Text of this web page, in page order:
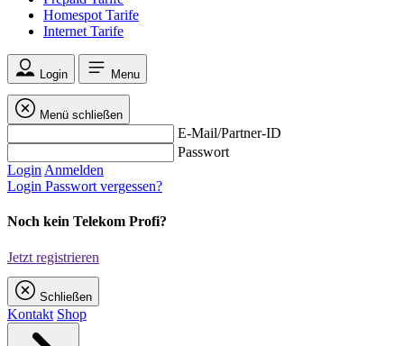
Homespot Tarife
Internet Tarife
Login Menu
Menü schließen
E-Mail/Partner-ID
Passwort
Login Anmelden
Login Passwort vergessen?
Noch kein Telekom Profi?
Jetzt registrieren
Schließen
Kontakt Shop